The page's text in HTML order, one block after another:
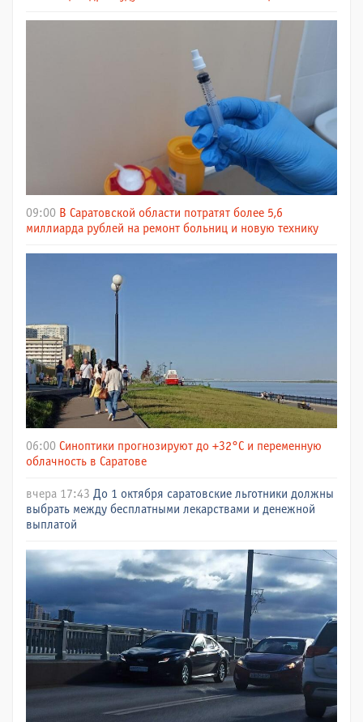
09:00 В Саратовской области потратят более 5,6
миллиарда рублей на ремонт больниц и новую технику
06:00 Синоптики прогнозируют до +32°C и переменную
облачность в Саратове
вчера 17:43 До 1 октября саратовские льготники должны
выбрать между бесплатными лекарствами и денежной
выплатой